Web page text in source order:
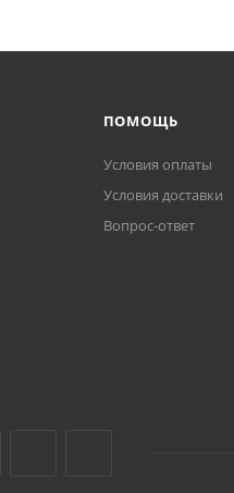
ПОМОЩЬ
Условия оплаты
Условия доставки
Вопрос-ответ